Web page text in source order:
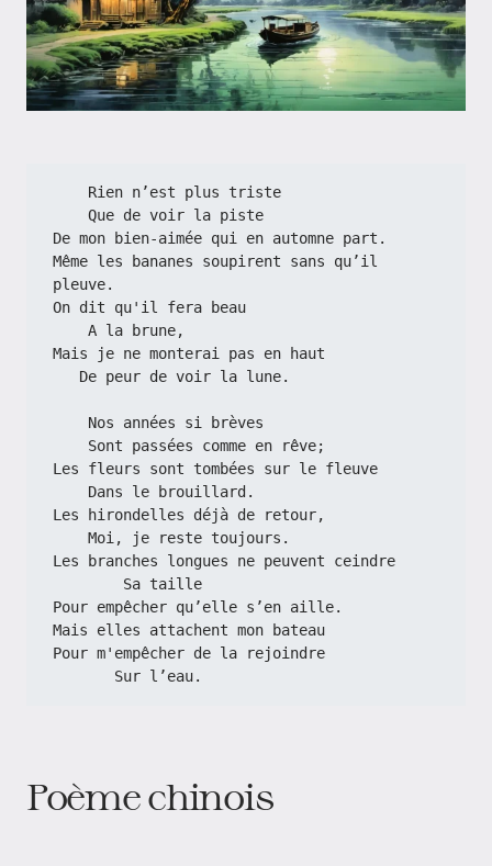
    Rien n’est plus triste
    Que de voir la piste
De mon bien-aimée qui en automne part.
Même les bananes soupirent sans qu’il
pleuve.
On dit qu'il fera beau
    A la brune,
Mais je ne monterai pas en haut
   De peur de voir la lune.
    Nos années si brèves
    Sont passées comme en rêve;
Les fleurs sont tombées sur le fleuve
    Dans le brouillard.
Les hirondelles déjà de retour,
    Moi, je reste toujours.
Les branches longues ne peuvent ceindre
        Sa taille
Pour empêcher qu’elle s’en aille.
Mais elles attachent mon bateau
Pour m'empêcher de la rejoindre
       Sur l’eau.
Poème chinois